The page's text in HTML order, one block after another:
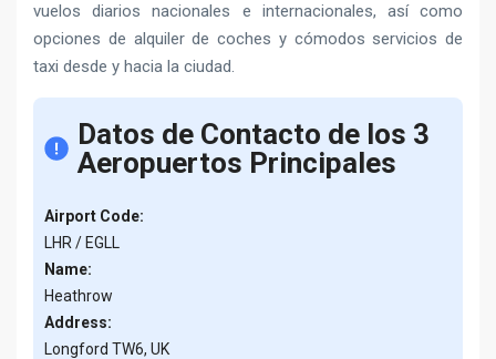
vuelos diarios nacionales e internacionales, así como
opciones de alquiler de coches y cómodos servicios de
taxi desde y hacia la ciudad.
Datos de Contacto de los 3
Aeropuertos Principales
Airport Code:
LHR / EGLL
Name:
Heathrow
Address:
Longford TW6, UK